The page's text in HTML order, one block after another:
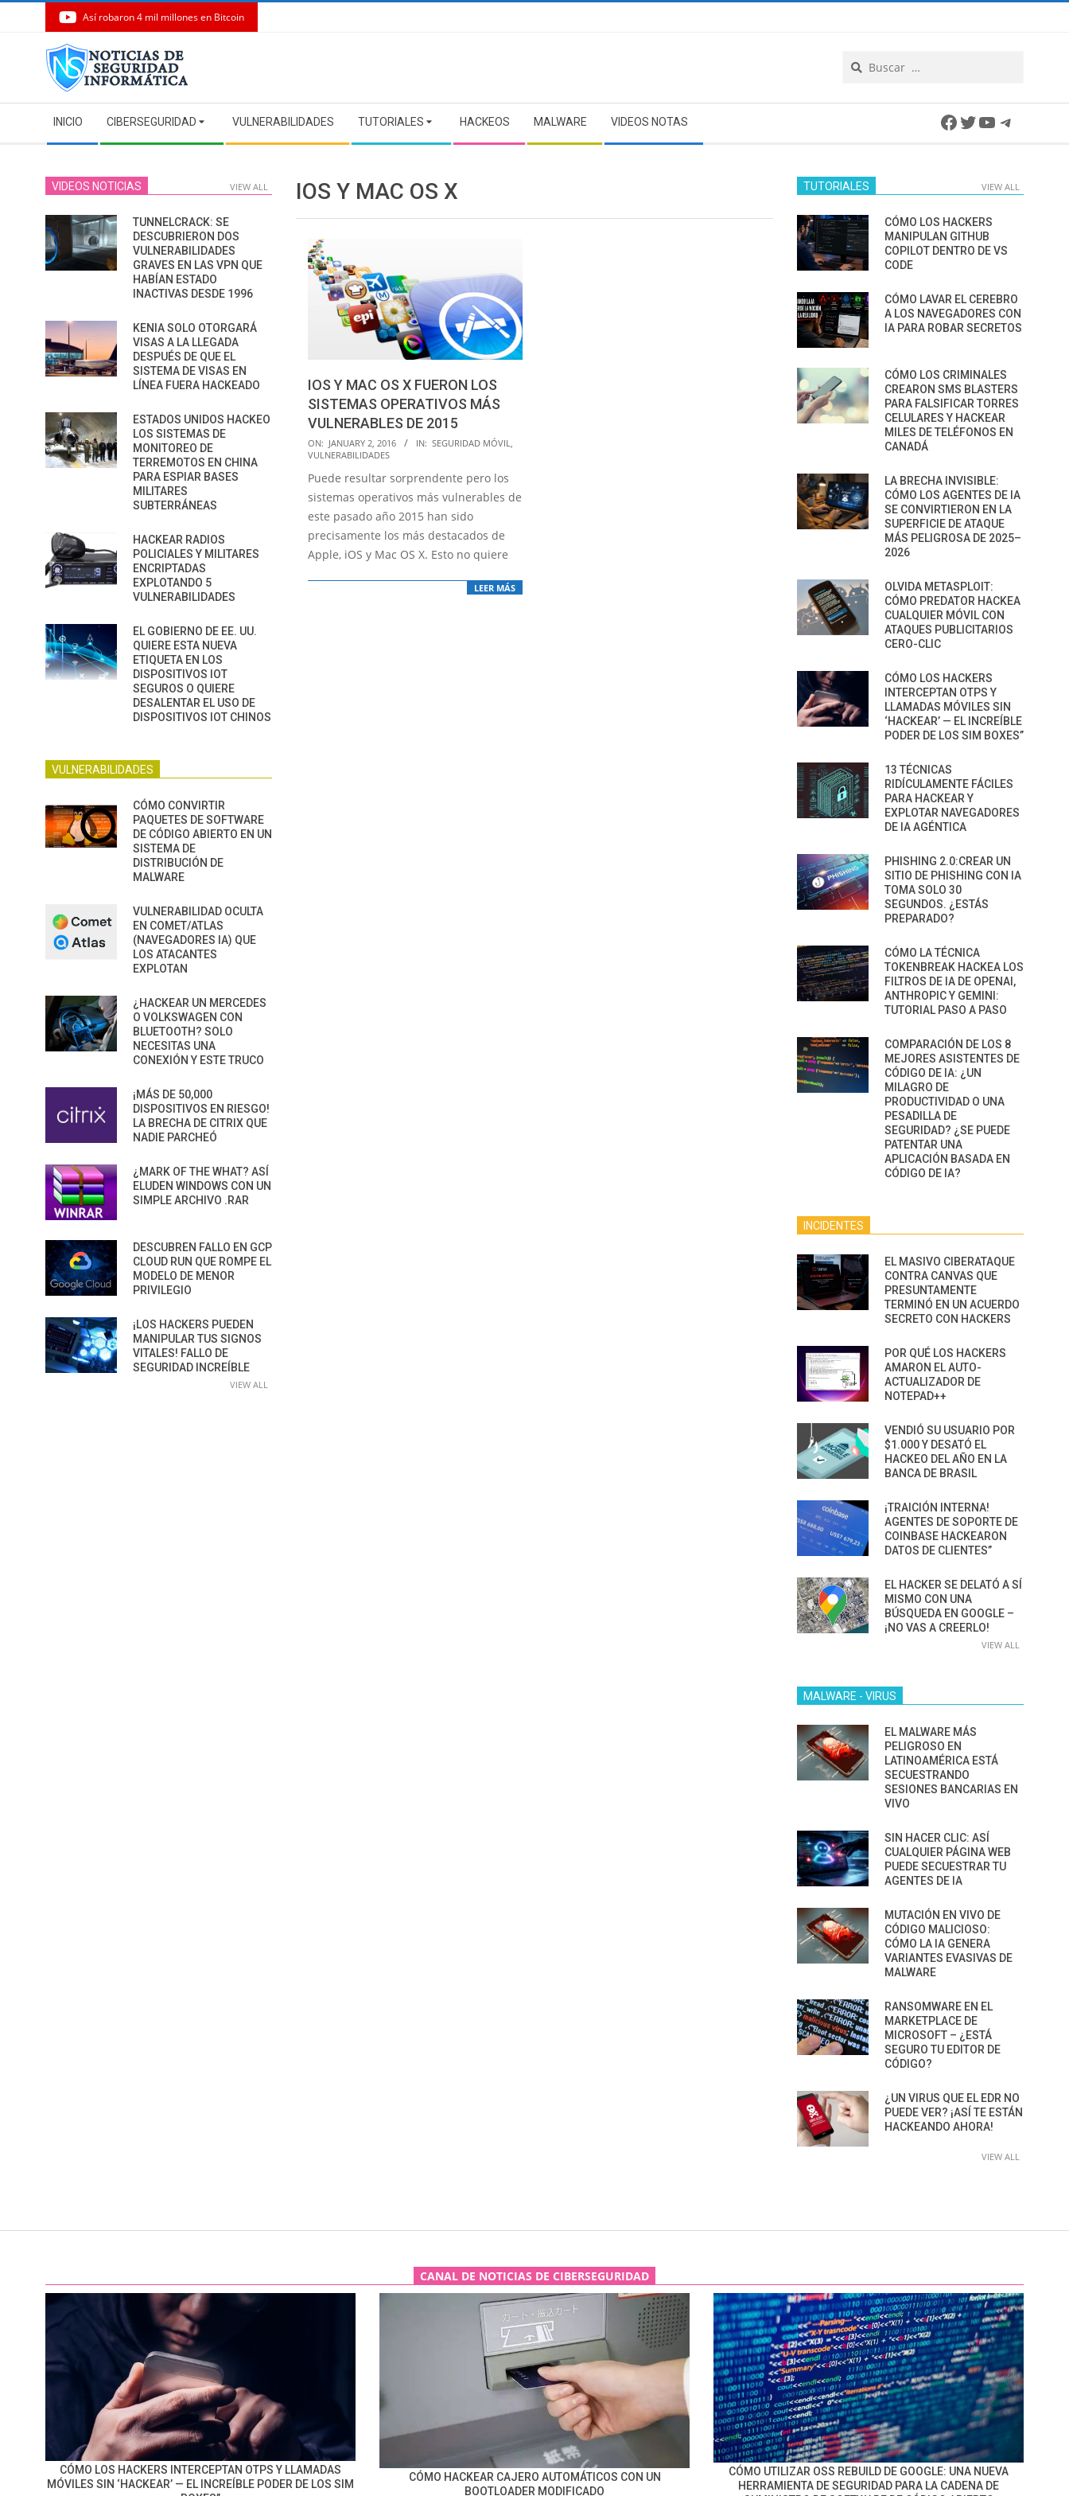
Así robaron 4 mil millones en Bitcoin
Navigation
Menu
INICIO CIBERSEGURIDAD VULNERABILIDADES TUTORIALES HACKEOS MALWARE VIDEOS NOTAS Facebook
Twitter
YouTube
IOS Y MAC OS X
IOS Y MAC OS X FUERON LOS
SISTEMAS OPERATIVOS MÁS
VULNERABLES DE 2015
2016-
01-
02
ON: JANUARY 2, 2016 IN: SEGURIDAD MÓVIL,
VULNERABILIDADES
Puede resultar sorprendente pero los
sistemas operativos más vulnerables de
este pasado año 2015 han sido
precisamente los más destacados de
Apple, iOS y Mac OS X. Esto no quiere
LEER MÁS
VIDEOS NOTICIAS VIEW ALL
TUNNELCRACK: SE
DESCUBRIERON DOS
VULNERABILIDADES
GRAVES EN LAS VPN QUE
HABÍAN ESTADO
INACTIVAS DESDE 1996
KENIA SOLO OTORGARÁ
VISAS A LA LLEGADA
DESPUÉS DE QUE EL
SISTEMA DE VISAS EN
LÍNEA FUERA HACKEADO
ESTADOS UNIDOS HACKEO
LOS SISTEMAS DE
MONITOREO DE
TERREMOTOS EN CHINA
PARA ESPIAR BASES
MILITARES
SUBTERRÁNEAS
HACKEAR RADIOS
POLICIALES Y MILITARES
ENCRIPTADAS
EXPLOTANDO 5
VULNERABILIDADES
EL GOBIERNO DE EE. UU.
QUIERE ESTA NUEVA
ETIQUETA EN LOS
DISPOSITIVOS IOT
SEGUROS O QUIERE
DESALENTAR EL USO DE
DISPOSITIVOS IOT CHINOS
VULNERABILIDADES
CÓMO CONVIRTIR
PAQUETES DE SOFTWARE
DE CÓDIGO ABIERTO EN UN
SISTEMA DE
DISTRIBUCIÓN DE
MALWARE
VULNERABILIDAD OCULTA
EN COMET/ATLAS
(NAVEGADORES IA) QUE
LOS ATACANTES
EXPLOTAN
¿HACKEAR UN MERCEDES
O VOLKSWAGEN CON
BLUETOOTH? SOLO
NECESITAS UNA
CONEXIÓN Y ESTE TRUCO
¡MÁS DE 50,000
DISPOSITIVOS EN RIESGO!
LA BRECHA DE CITRIX QUE
NADIE PARCHEÓ
¿MARK OF THE WHAT? ASÍ
ELUDEN WINDOWS CON UN
SIMPLE ARCHIVO .RAR
DESCUBREN FALLO EN GCP
CLOUD RUN QUE ROMPE EL
MODELO DE MENOR
PRIVILEGIO
¡LOS HACKERS PUEDEN
MANIPULAR TUS SIGNOS
VITALES! FALLO DE
SEGURIDAD INCREÍBLE
VIEW ALL
TUTORIALES VIEW ALL
CÓMO LOS HACKERS
MANIPULAN GITHUB
COPILOT DENTRO DE VS
CODE
CÓMO LAVAR EL CEREBRO
A LOS NAVEGADORES CON
IA PARA ROBAR SECRETOS
CÓMO LOS CRIMINALES
CREARON SMS BLASTERS
PARA FALSIFICAR TORRES
CELULARES Y HACKEAR
MILES DE TELÉFONOS EN
CANADÁ
LA BRECHA INVISIBLE:
CÓMO LOS AGENTES DE IA
SE CONVIRTIERON EN LA
SUPERFICIE DE ATAQUE
MÁS PELIGROSA DE 2025–
2026
OLVIDA METASPLOIT:
CÓMO PREDATOR HACKEA
CUALQUIER MÓVIL CON
ATAQUES PUBLICITARIOS
CERO-CLIC
CÓMO LOS HACKERS
INTERCEPTAN OTPS Y
LLAMADAS MÓVILES SIN
‘HACKEAR’ — EL INCREÍBLE
PODER DE LOS SIM BOXES”
13 TÉCNICAS
RIDÍCULAMENTE FÁCILES
PARA HACKEAR Y
EXPLOTAR NAVEGADORES
DE IA AGÉNTICA
PHISHING 2.0:CREAR UN
SITIO DE PHISHING CON IA
TOMA SOLO 30
SEGUNDOS. ¿ESTÁS
PREPARADO?
CÓMO LA TÉCNICA
TOKENBREAK HACKEA LOS
FILTROS DE IA DE OPENAI,
ANTHROPIC Y GEMINI:
TUTORIAL PASO A PASO
COMPARACIÓN DE LOS 8
MEJORES ASISTENTES DE
CÓDIGO DE IA: ¿UN
MILAGRO DE
PRODUCTIVIDAD O UNA
PESADILLA DE
SEGURIDAD? ¿SE PUEDE
PATENTAR UNA
APLICACIÓN BASADA EN
CÓDIGO DE IA?
INCIDENTES
EL MASIVO CIBERATAQUE
CONTRA CANVAS QUE
PRESUNTAMENTE
TERMINÓ EN UN ACUERDO
SECRETO CON HACKERS
POR QUÉ LOS HACKERS
AMARON EL AUTO-
ACTUALIZADOR DE
NOTEPAD++
VENDIÓ SU USUARIO POR
$1.000 Y DESATÓ EL
HACKEO DEL AÑO EN LA
BANCA DE BRASIL
¡TRAICIÓN INTERNA!
AGENTES DE SOPORTE DE
COINBASE HACKEARON
DATOS DE CLIENTES”
EL HACKER SE DELATÓ A SÍ
MISMO CON UNA
BÚSQUEDA EN GOOGLE –
¡NO VAS A CREERLO!
VIEW ALL
MALWARE - VIRUS
EL MALWARE MÁS
PELIGROSO EN
LATINOAMÉRICA ESTÁ
SECUESTRANDO
SESIONES BANCARIAS EN
VIVO
SIN HACER CLIC: ASÍ
CUALQUIER PÁGINA WEB
PUEDE SECUESTRAR TU
AGENTES DE IA
MUTACIÓN EN VIVO DE
CÓDIGO MALICIOSO:
CÓMO LA IA GENERA
VARIANTES EVASIVAS DE
MALWARE
RANSOMWARE EN EL
MARKETPLACE DE
MICROSOFT – ¿ESTÁ
SEGURO TU EDITOR DE
CÓDIGO?
¿UN VIRUS QUE EL EDR NO
PUEDE VER? ¡ASÍ TE ESTÁN
HACKEANDO AHORA!
VIEW ALL
CANAL DE NOTICIAS DE CIBERSEGURIDAD
CÓMO LOS HACKERS INTERCEPTAN OTPS Y LLAMADAS
MÓVILES SIN ‘HACKEAR’ — EL INCREÍBLE PODER DE LOS SIM
CÓMO HACKEAR CAJERO AUTOMÁTICOS CON UN
BOOTLOADER MODIFICADO
CÓMO UTILIZAR OSS REBUILD DE GOOGLE: UNA NUEVA
HERRAMIENTA DE SEGURIDAD PARA LA CADENA DE